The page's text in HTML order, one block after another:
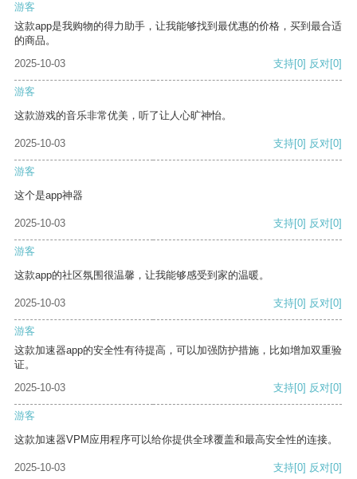
游客
这款app是我购物的得力助手，让我能够找到最优惠的价格，买到最合适
的商品。
2025-10-03
支持[0] 反对[0]
游客
这款游戏的音乐非常优美，听了让人心旷神怡。
2025-10-03 支持[0] 反对[0]
游客
这个是app神器
2025-10-03 支持[0] 反对[0]
游客
这款app的社区氛围很温馨，让我能够感受到家的温暖。
2025-10-03 支持[0] 反对[0]
游客
这款加速器app的安全性有待提高，可以加强防护措施，比如增加双重验
证。
2025-10-03
支持[0] 反对[0]
游客
这款加速器VPM应用程序可以给你提供全球覆盖和最高安全性的连接。
2025-10-03 支持[0] 反对[0]